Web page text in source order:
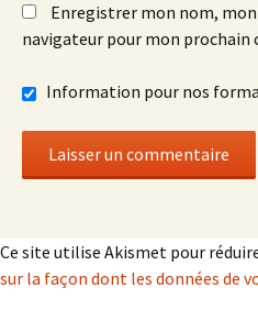
Enregistrer mon nom,
navigateur pour mon prochain
Information pour nos
Ce site utilise Akismet pour
sur la façon dont les données de